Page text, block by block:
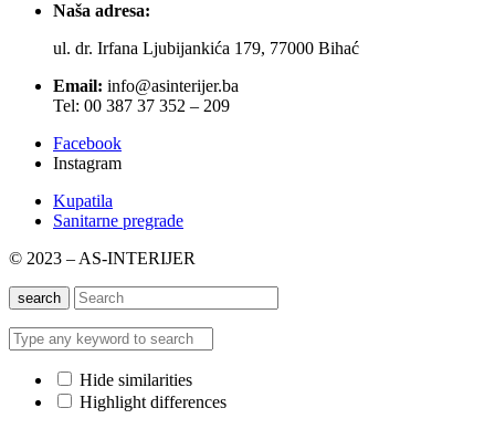
Naša adresa:
ul. dr. Irfana Ljubijankića 179, 77000 Bihać
Email: info@asinterijer.ba
Tel: 00 387 37 352 – 209
Facebook
Instagram
Kupatila
Sanitarne pregrade
© 2023 – AS-INTERIJER
search
Hide similarities
Highlight differences